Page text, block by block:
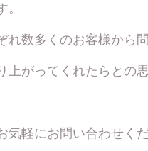
れ数多くのお客様から
上がってくれたらとの
軽にお問い合わせくだ